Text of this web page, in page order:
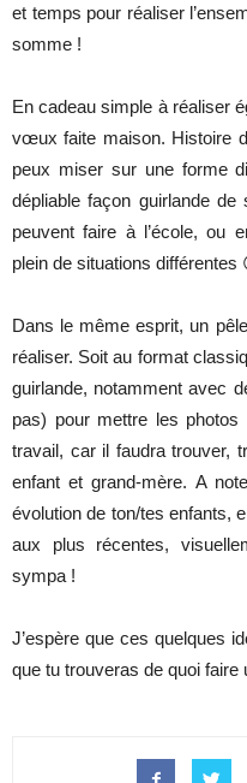
et temps pour réaliser
somme !
En cadeau simple à réaliser
vœux faite maison. Histoire
peux miser sur une forme
dépliable façon guirlande
peuvent faire à l’école, ou
plein de situations différentes
Dans le même esprit, un
réaliser. Soit au format
guirlande, notamment avec
pas) pour mettre les
travail, car il faudra trouver,
enfant et grand-mère. A
évolution de ton/tes enfants,
aux plus récentes,
sympa !
J’espère que ces quelques
que tu trouveras de quoi faire